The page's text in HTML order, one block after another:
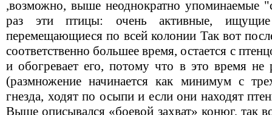
,возможно, выше неоднократно упоминаемые
раз эти птицы: очень активные, ищущие
перемещающиеся по всей колонии Так вот
соответственно большее время, остается с
и обогревает его, потому что в это время не
(размножение начинается как минимум с
гнезда, ходят по осыпи и если они находят
Выше описывался «боевой захват» конюг, так